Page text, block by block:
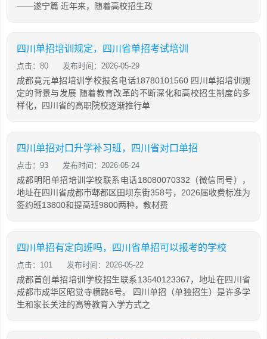
——遂宁篇 近年来，随着高校招生政
四川单招培训规定，四川省单招考试培训
点击：80 发布时间：2026-05-29
成都竟元单招培训学校报名电话18780101560 四川单招培训规
定的背景与发展 随着教育改革的不断深化和高校招生制度的多
样化，四川省的高职院校逐渐推行单
四川单招对口升学补习班，四川省对口单招
点击：93 发布时间：2026-05-24
成都明阳单招培训学校联系电话18080070332（微信同号），
地址在四川省成都市郫都区田坝东街358号，2026届收费标准为
签约班13800和提高班9800两种，教材费
四川单招有定向班吗，四川省单招可以报考的学校
点击：101 发布时间：2026-05-22
成都首创单招培训学校招生联系13540123367，地址在四川省
成都市成华区昭觉寺横路6号。 四川单招（单独招生）是许多学
生和家长关注的高等教育入学方式之